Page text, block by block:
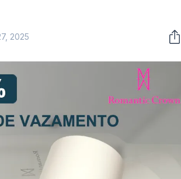
2025